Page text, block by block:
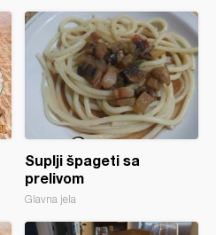
Suplji špageti sa
prelivom
Glavna jela